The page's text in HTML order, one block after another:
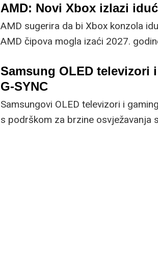
zaista recesija obzirom da broj ljudi
tako i prihodi rastu?
AMD: Novi Xbox izlazi
AMD sugerira da bi Xbox konzola
AMD čipova mogla izaći 2027.
Samsung OLED televizori
G-SYNC
Samsungovi OLED televizori i
s podrškom za brzine osvježavanja